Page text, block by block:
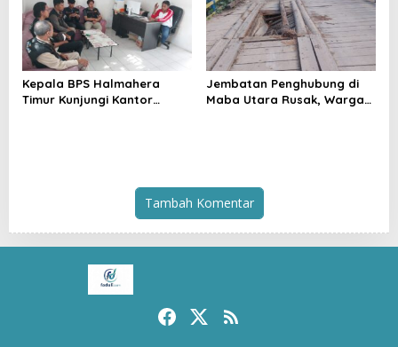
Kepala BPS Halmahera
Timur Kunjungi Kantor
Jembatan Penghubung di
Maba Utara Rusak, Warga
Tambah Komentar